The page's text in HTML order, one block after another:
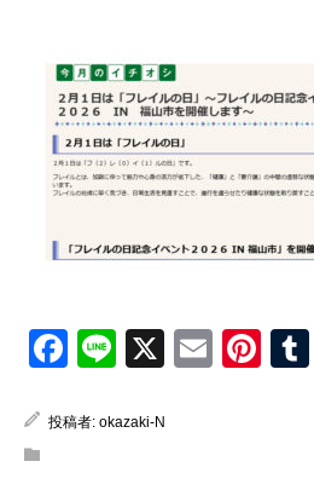
Facebook
Line
X Email
投稿者: okazaki-N